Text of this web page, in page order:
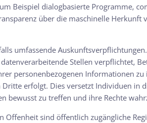
Beispiel dialogbasierte Programme,
über die maschinelle Herkunft
umfassende
Stellen verpflichtet,
personenbezogenen Informationen
erfolgt. Dies versetzt Individuen in
bewusst zu treffen und ihre Rechte
Offenheit sind öffentlich zugängliche